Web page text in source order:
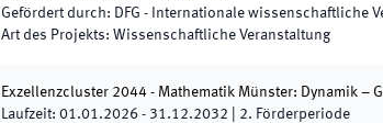
Gefördert durch: DFG - Internationale wissenschaftliche
Art des Projekts: Wissenschaftliche Veranstaltung
Exzellenzcluster 2044 - Mathematik Münster: Dynamik –
Laufzeit: 01.01.2026 - 31.12.2032 2. Förderperiode